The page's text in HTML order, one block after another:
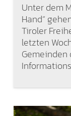
Unter dem
Hand“
Tiroler
letzten
Gemeinden